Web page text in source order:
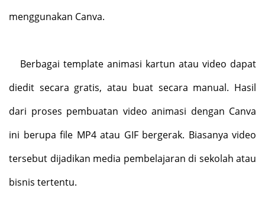
menggunakan Canva.
Berbagai template animasi kartun atau video dapat
diedit secara gratis, atau buat secara manual. Hasil
dari proses pembuatan video animasi dengan Canva
ini berupa file MP4 atau GIF bergerak. Biasanya video
tersebut dijadikan media pembelajaran di sekolah atau
bisnis tertentu.